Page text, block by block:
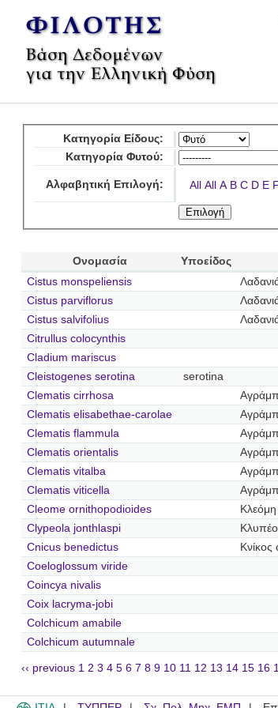
Κατηγορία Είδους:
Κατηγορία Φυτού:
Αλφαβητική Επιλογή: All All A B C D E F
Ονομασία Υποείδος
Cistus monspeliensis
Cistus parviflorus
Cistus salvifolius
Citrullus colocynthis
Cladium mariscus
Cleistogenes serotina
serotina
Clematis cirrhosa
Clematis elisabethae-carolae
Clematis flammula
Clematis orientalis
Clematis vitalba
Clematis viticella
Cleome ornithopodioides
Κλεόμη
Clypeola jonthlaspi
Cnicus benedictus
Κνίκος
Coeloglossum viride
Coincya nivalis
Coix lacryma-jobi
Colchicum amabile
Colchicum autumnale
‹‹ previous 1 2 3 4 5 6 7 8 9 10 11 12 13 14 15 16